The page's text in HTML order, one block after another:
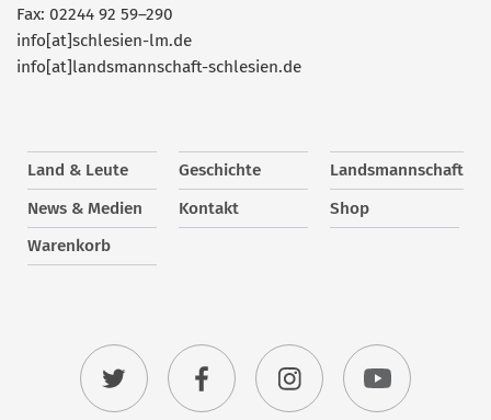
Fax: 02244 92 59–290
info[at]schlesien-lm.de
info[at]landsmannschaft-schlesien.de
Land & Leute Geschichte
Landsmannschaft
News & Medien
Kontakt
Shop
Warenkorb